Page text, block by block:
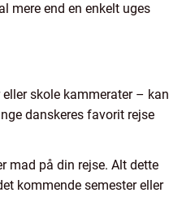
mere end en enkelt uges
skole kammerater – kan
danskeres favorit rejse
mad på din rejse. Alt dette
kommende semester eller